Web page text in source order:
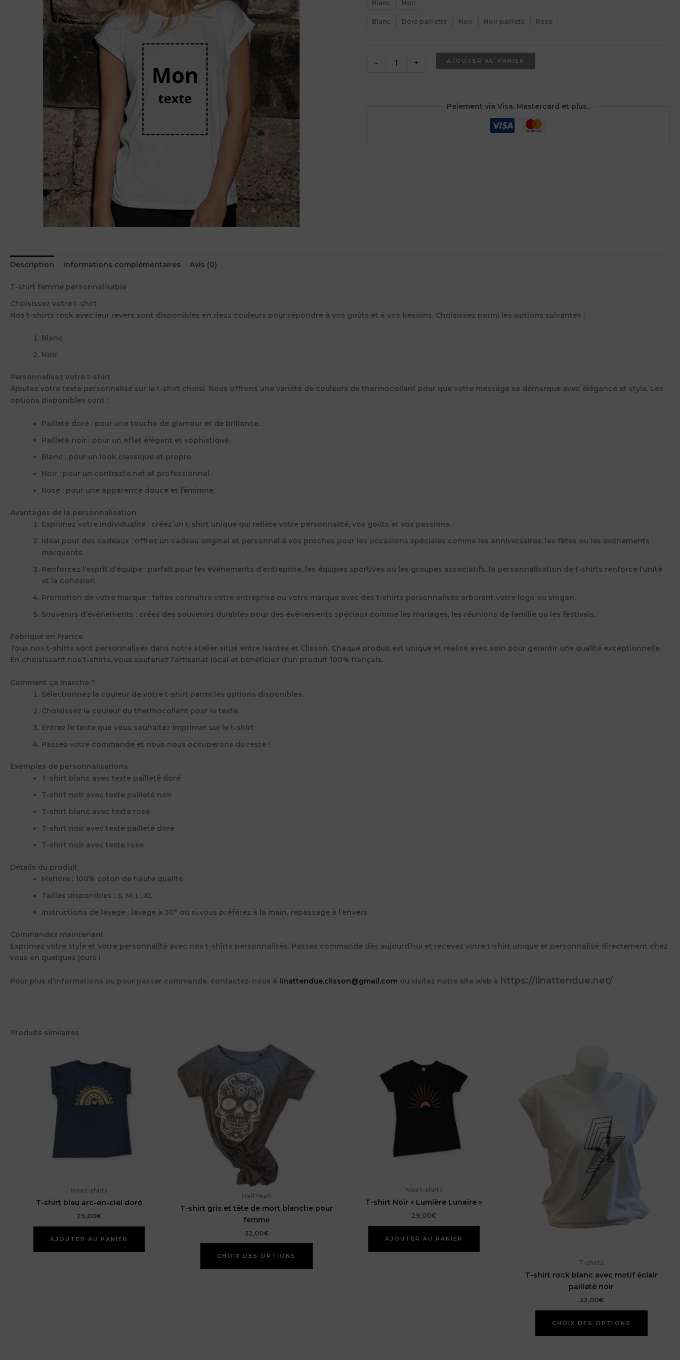
Blanc Noir
Blanc Doré pailletté Noir Noir pailleté Rose
- + AJOUTER AU PANIER
Paiement via Visa, Mastercard et plus..
Description Informations complémentaires Avis (0)
T-shirt femme personnalisable
Choisissez votre t-shirt
Nos t-shirts rock avec leur revers sont disponibles en deux couleurs pour répondre à vos goûts et à vos besoins. Choisissez parmi les options suivantes :
Blanc
Noir
Personnalisez votre t-shirt
Ajoutez votre texte personnalisé sur le t-shirt choisi. Nous offrons une variété de couleurs de thermocollant pour que votre message se démarque avec élégance et style. Les
options disponibles sont :
Pailleté doré : pour une touche de glamour et de brillance.
Pailleté noir : pour un effet élégant et sophistiqué.
Blanc : pour un look classique et propre.
Noir : pour un contraste net et professionnel.
Rose : pour une apparence douce et féminine.
Avantages de la personnalisation
Exprimez votre individualité : créez un t-shirt unique qui reflète votre personnalité, vos goûts et vos passions.
Idéal pour des cadeaux : offrez un cadeau original et personnel à vos proches pour les occasions spéciales comme les anniversaires, les fêtes ou les événements
marquants.
Renforcez l’esprit d’équipe : parfait pour les événements d’entreprise, les équipes sportives ou les groupes associatifs, la personnalisation de t-shirts renforce l’unité
et la cohésion.
Promotion de votre marque : faites connaître votre entreprise ou votre marque avec des t-shirts personnalisés arborant votre logo ou slogan.
Souvenirs d’événements : créez des souvenirs durables pour des événements spéciaux comme les mariages, les réunions de famille ou les festivals.
Fabriqué en France
Tous nos t-shirts sont personnalisés dans notre atelier situé entre Nantes et Clisson. Chaque produit est unique et réalisé avec soin pour garantir une qualité exceptionnelle.
En choisissant nos t-shirts, vous soutenez l’artisanat local et bénéficiez d’un produit 100% français.
Comment ça marche ?
Sélectionnez la couleur de votre t-shirt parmi les options disponibles.
Choisissez la couleur du thermocollant pour le texte.
Entrez le texte que vous souhaitez imprimer sur le t-shirt.
Passez votre commande et nous nous occuperons du reste !
Exemples de personnalisations :
T-shirt blanc avec texte pailleté doré
T-shirt noir avec texte pailleté noir
T-shirt blanc avec texte rose
T-shirt noir avec texte pailleté doré
T-shirt noir avec texte rose
Détails du produit
Matière : 100% coton de haute qualité
Tailles disponibles : S, M, L, XL
Instructions de lavage : lavage à 30° ou si vous préférez à la main, repassage à l’envers
Commandez maintenant
Exprimez votre style et votre personnalité avec nos t-shirts personnalisés. Passez commande dès aujourd’hui et recevez votre t-shirt unique et personnalisé directement chez
vous en quelques jours !
Pour plus d’informations ou pour passer commande, contactez-nous à linattendue.clisson@gmail.com ou visitez notre site web à https://linattendue.net/
Produits similaires
Nos t-shirts
T-shirt bleu arc-en-ciel doré
29,00€
AJOUTER AU PANIER
Hell Yeah
T-shirt gris et tête de mort blanche pour
femme
32,00€
CHOIX DES OPTIONS
Ce
a
Nos t-shirts
T-shirt Noir « Lumière Lunaire »
29,00€
AJOUTER AU PANIER
T-shirts
T-shirt rock blanc avec motif éclair
pailleté noir
32,00€
CHOIX DES OPTIONS
Ce
a